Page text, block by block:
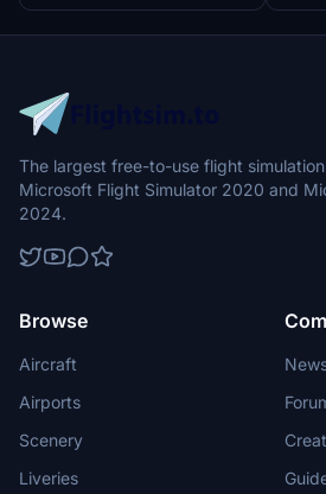
The largest free-to-use flight
Microsoft Flight Simulator 2020 and
2024.
Browse
Aircraft
Airports
Scenery
Liveries